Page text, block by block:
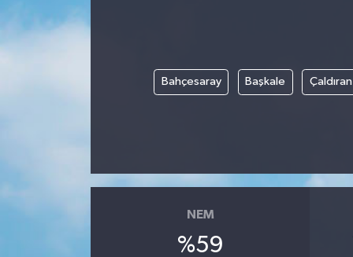
Bahçesaray Başkale Çaldıran
NEM
%59